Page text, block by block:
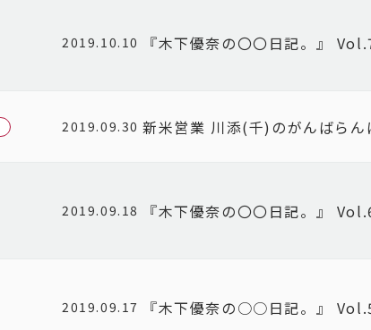
2019.10.10 『木下優奈の〇〇日記。』
2019.09.30 新米営業 川添(千)のがんばら
2019.09.18 『木下優奈の〇〇日記。』
2019.09.17 『木下優奈の○○日記。』